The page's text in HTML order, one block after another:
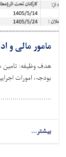
مامور مالی و
هدف وظیفه: تامین
بودجہ، امورات
. . .
بیشتر...
مامور